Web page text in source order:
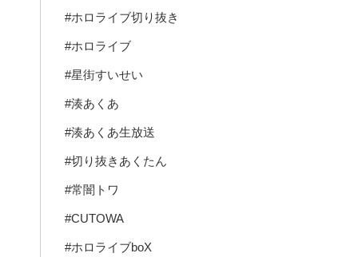
#ホロライブ切り抜き
#ホロライブ
#星街すいせい
#湊あくあ
#湊あくあ生放送
#切り抜きあくたん
#常闇トワ
#CUTOWA
#ホロライブboX